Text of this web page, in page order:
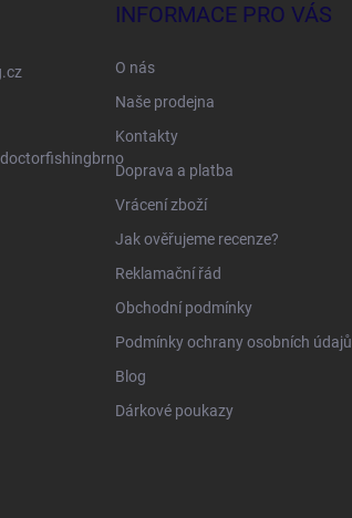
INFORMACE PRO VÁS
O nás
Naše prodejna
Kontakty
Doprava a platba
Vrácení zboží
Jak ověřujeme recenze?
Reklamační řád
Obchodní podmínky
Podmínky ochrany osobních údajů
Blog
Dárkové poukazy